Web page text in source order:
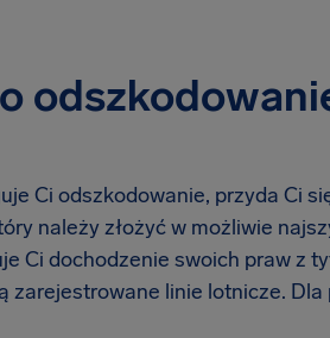
Ci odszkodowanie, przyda Ci
należy złożyć w możliwie
Ci dochodzenie swoich praw z
zarejestrowane linie lotnicze. Dla